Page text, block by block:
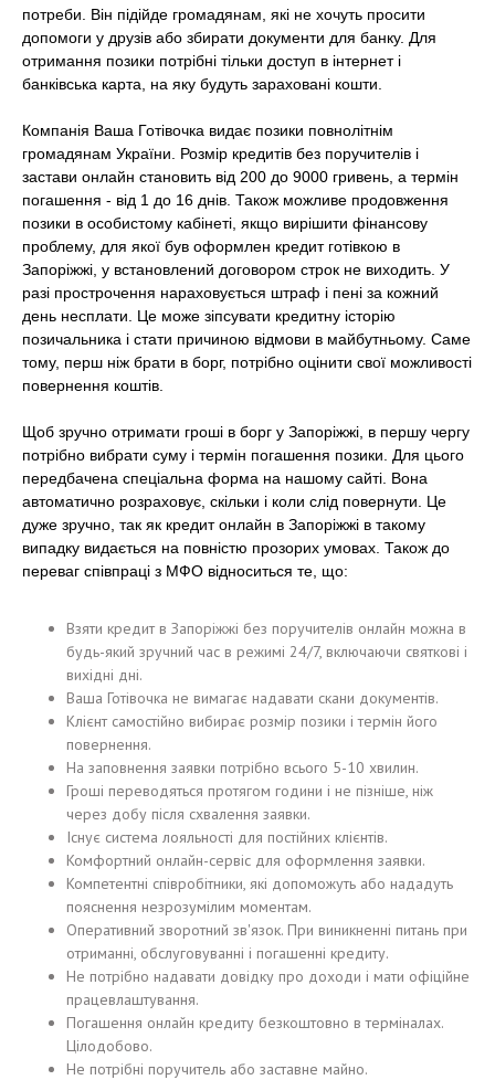
потреби. Він підійде громадянам, які не хочуть просити
допомоги у друзів або збирати документи для банку. Для
отримання позики потрібні тільки доступ в інтернет і
банківська карта, на яку будуть зараховані кошти.
Компанія Ваша Готівочка видає позики повнолітнім
громадянам України. Розмір кредитів без поручителів і
застави онлайн становить від 200 до 9000 гривень, а термін
погашення - від 1 до 16 днів. Також можливе продовження
позики в особистому кабінеті, якщо вирішити фінансову
проблему, для якої був оформлен кредит готівкою в
Запоріжжі, у встановлений договором строк не виходить. У
разі прострочення нараховується штраф і пені за кожний
день несплати. Це може зіпсувати кредитну історію
позичальника і стати причиною відмови в майбутньому. Саме
тому, перш ніж брати в борг, потрібно оцінити свої можливості
повернення коштів.
Щоб зручно отримати гроші в борг у Запоріжжі, в першу чергу
потрібно вибрати суму і термін погашення позики. Для цього
передбачена спеціальна форма на нашому сайті. Вона
автоматично розраховує, скільки і коли слід повернути. Це
дуже зручно, так як кредит онлайн в Запоріжжі в такому
випадку видається на повністю прозорих умовах. Також до
переваг співпраці з МФО відноситься те, що:
Взяти кредит в Запоріжжі без поручителів онлайн можна в
будь-який зручний час в режимі 24/7, включаючи святкові і
вихідні дні.
Ваша Готівочка не вимагає надавати скани документів.
Клієнт самостійно вибирає розмір позики і термін його
повернення.
На заповнення заявки потрібно всього 5-10 хвилин.
Гроші переводяться протягом години і не пізніше, ніж
через добу після схвалення заявки.
Існує система лояльності для постійних клієнтів.
Комфортний онлайн-сервіс для оформлення заявки.
Компетентні співробітники, які допоможуть або нададуть
пояснення незрозумілим моментам.
Оперативний зворотний зв'язок. При виникненні питань при
отриманні, обслуговуванні і погашенні кредиту.
Не потрібно надавати довідку про доходи і мати офіційне
працевлаштування.
Погашення онлайн кредиту безкоштовно в терміналах.
Цілодобово.
Не потрібні поручитель або заставне майно.